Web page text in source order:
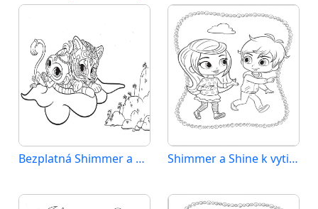
Bezplatná Shimmer a Shine k vytisknutí Shimmer a Shine k vytištění pro děti